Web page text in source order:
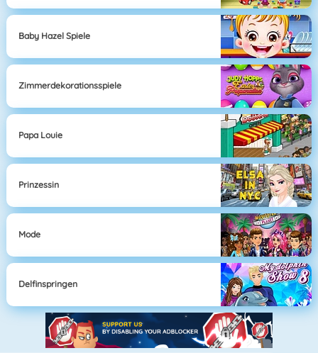
Baby Hazel Spiele
Zimmerdekorationsspiele
Papa Louie
Prinzessin
Mode
Delfinspringen